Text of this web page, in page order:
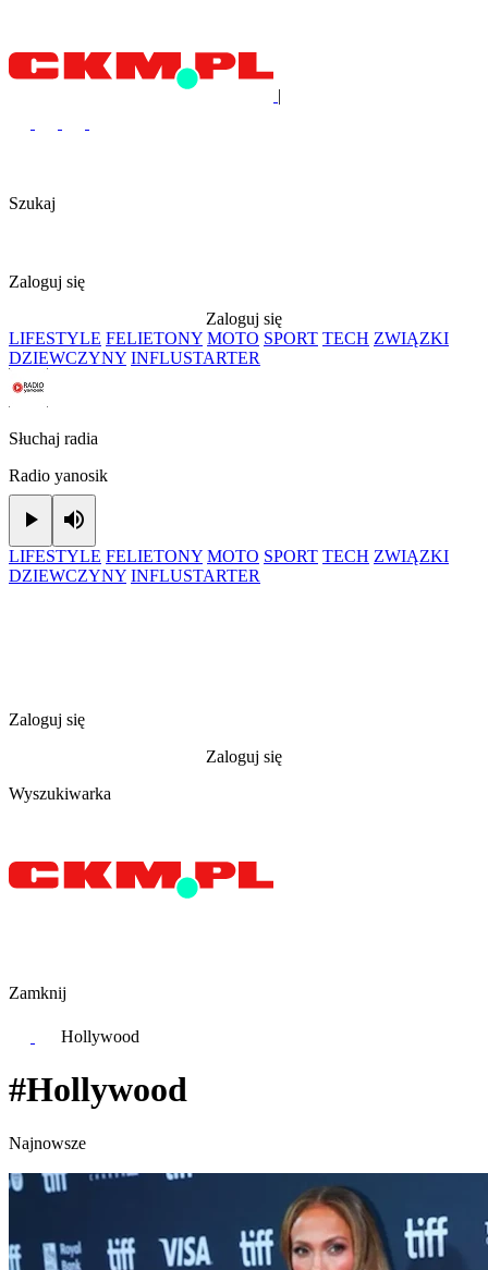
|
Szukaj
Zaloguj się
Zaloguj się
LIFESTYLE FELIETONY MOTO SPORT TECH ZWIĄZKI
DZIEWCZYNY INFLUSTARTER
Słuchaj radia
Radio yanosik
Play
LIFESTYLE FELIETONY MOTO SPORT TECH ZWIĄZKI
DZIEWCZYNY INFLUSTARTER
Zaloguj się
Zaloguj się
Wyszukiwarka
Zamknij
Hollywood
#Hollywood
Najnowsze